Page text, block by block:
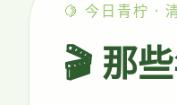
🍋 今日青柠 ·
🎬 那